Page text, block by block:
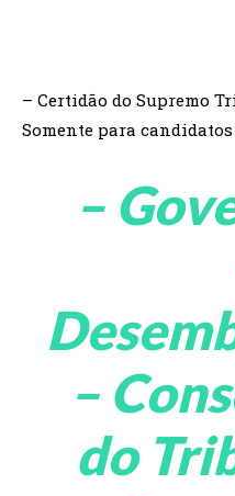
– Certidão do Supremo
Somente para
–
–
do